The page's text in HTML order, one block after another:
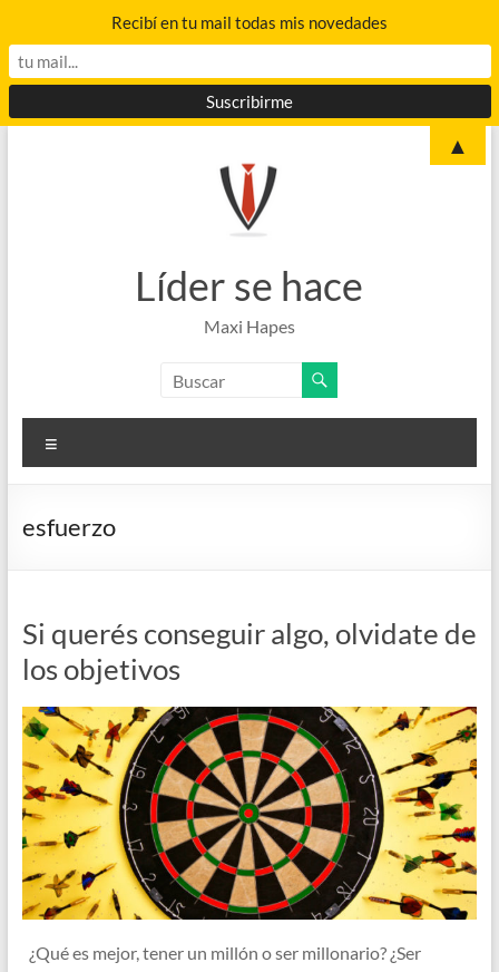
Líder se hace
Maxi Hapes
esfuerzo
Si querés conseguir algo, olvidate de
los objetivos
¿Qué es mejor, tener un millón o ser millonario? ¿Ser
Recibí en tu mail todas mis novedades
▲